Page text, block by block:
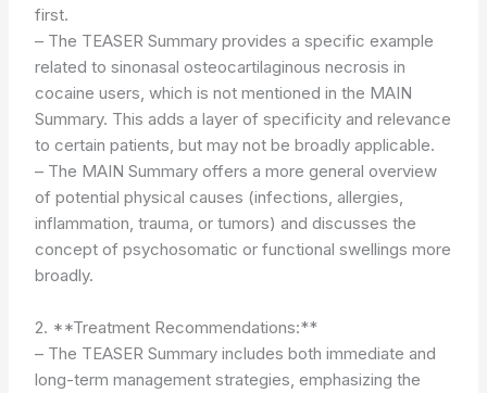
first.
– The TEASER Summary provides a specific example
related to sinonasal osteocartilaginous necrosis in
cocaine users, which is not mentioned in the MAIN
Summary. This adds a layer of specificity and relevance
to certain patients, but may not be broadly applicable.
– The MAIN Summary offers a more general overview
of potential physical causes (infections, allergies,
inflammation, trauma, or tumors) and discusses the
concept of psychosomatic or functional swellings more
broadly.
2. **Treatment Recommendations:**
– The TEASER Summary includes both immediate and
long-term management strategies, emphasizing the